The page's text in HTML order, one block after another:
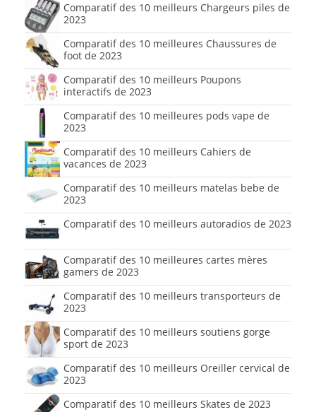
Comparatif des 10 meilleurs Chargeurs piles de
2023
Comparatif des 10 meilleures Chaussures de
foot de 2023
Comparatif des 10 meilleurs Poupons
interactifs de 2023
Comparatif des 10 meilleures pods vape de
2023
Comparatif des 10 meilleurs Cahiers de
vacances de 2023
Comparatif des 10 meilleurs matelas bebe de
2023
Comparatif des 10 meilleurs autoradios de 2023
Comparatif des 10 meilleures cartes mères
gamers de 2023
Comparatif des 10 meilleurs transporteurs de
2023
Comparatif des 10 meilleurs soutiens gorge
sport de 2023
Comparatif des 10 meilleurs Oreiller cervical de
2023
Comparatif des 10 meilleurs Skates de 2023